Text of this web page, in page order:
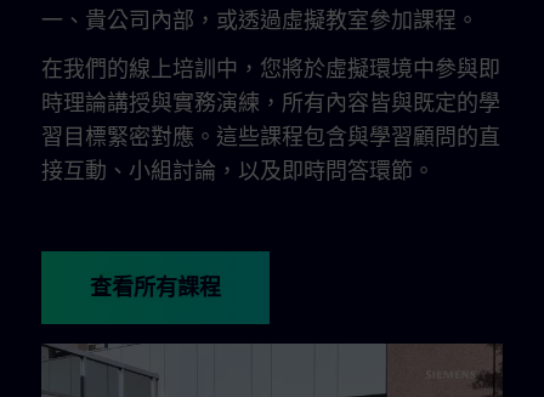
一、貴公司內部，或透過虛擬教室參加課程。
在我們的線上培訓中，您將於虛擬環境中參與即
時理論講授與實務演練，所有內容皆與既定的學
習目標緊密對應。這些課程包含與學習顧問的直
接互動、小組討論，以及即時問答環節。
查看所有課程